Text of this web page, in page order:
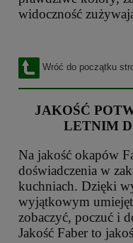
widoczność
Wróć do początku
JAKOŚĆ
LETNIM
Na jakość okapów
doświadczenia w
kuchniach. Dzięki
wyjątkowym
zobaczyć, poczuć i
Jakość Faber to